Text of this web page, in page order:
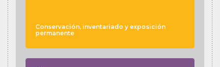
Conservación, inventariado y exposición
permanente